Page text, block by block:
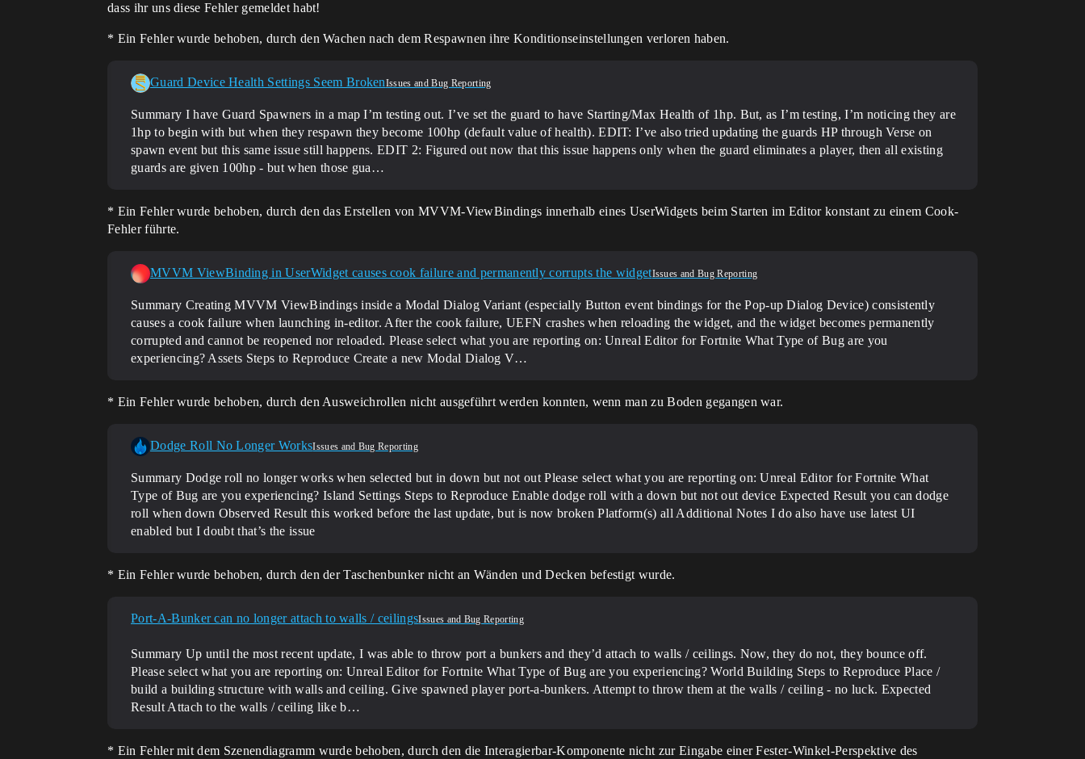
dass ihr uns diese Fehler gemeldet habt!
* Ein Fehler wurde behoben, durch den Wachen nach dem Respawnen ihre Konditionseinstellungen verloren haben.
Guard Device Health Settings Seem BrokenIssues and Bug Reporting
Summary I have Guard Spawners in a map I’m testing out. I’ve set the guard to have Starting/Max Health of 1hp. But, as I’m testing, I’m noticing they are
1hp to begin with but when they respawn they become 100hp (default value of health). EDIT: I’ve also tried updating the guards HP through Verse on
spawn event but this same issue still happens. EDIT 2: Figured out now that this issue happens only when the guard eliminates a player, then all existing
guards are given 100hp - but when those gua…
* Ein Fehler wurde behoben, durch den das Erstellen von MVVM-ViewBindings innerhalb eines UserWidgets beim Starten im Editor konstant zu einem Cook-
Fehler führte.
MVVM ViewBinding in UserWidget causes cook failure and permanently corrupts the widgetIssues and Bug Reporting
Summary Creating MVVM ViewBindings inside a Modal Dialog Variant (especially Button event bindings for the Pop-up Dialog Device) consistently
causes a cook failure when launching in-editor. After the cook failure, UEFN crashes when reloading the widget, and the widget becomes permanently
corrupted and cannot be reopened nor reloaded.Please select what you are reporting on: Unreal Editor for Fortnite What Type of Bug are you
experiencing? Assets Steps to Reproduce Create a new Modal Dialog V…
* Ein Fehler wurde behoben, durch den Ausweichrollen nicht ausgeführt werden konnten, wenn man zu Boden gegangen war.
Dodge Roll No Longer WorksIssues and Bug Reporting
Summary Dodge roll no longer works when selected but in down but not outPlease select what you are reporting on: Unreal Editor for FortniteWhat
Type of Bug are you experiencing? Island Settings Steps to Reproduce Enable dodge roll with a down but not out device Expected Result you can dodge
roll when down Observed Result this worked before the last update, but is now brokenPlatform(s) allAdditional Notes I do also have use latest UI
enabled but I doubt that’s the issue
* Ein Fehler wurde behoben, durch den der Taschenbunker nicht an Wänden und Decken befestigt wurde.
Port-A-Bunker can no longer attach to walls / ceilingsIssues and Bug Reporting
Summary Up until the most recent update, I was able to throw port a bunkers and they’d attach to walls / ceilings. Now, they do not, they bounce off.
Please select what you are reporting on: Unreal Editor for Fortnite What Type of Bug are you experiencing? World Building Steps to Reproduce Place /
build a building structure with walls and ceiling. Give spawned player port-a-bunkers. Attempt to throw them at the walls / ceiling - no luck. Expected
Result Attach to the walls / ceiling like b…
* Ein Fehler mit dem Szenendiagramm wurde behoben, durch den die Interagierbar-Komponente nicht zur Eingabe einer Fester-Winkel-Perspektive des